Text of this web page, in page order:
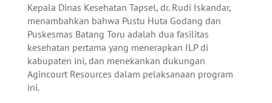
Kepala Dinas Kesehatan Tapsel, dr. Rudi Iskandar,
menambahkan bahwa Pustu Huta Godang dan
Puskesmas Batang Toru adalah dua fasilitas
kesehatan pertama yang menerapkan ILP di
kabupaten ini, dan menekankan dukungan
Agincourt Resources dalam pelaksanaan program
ini.